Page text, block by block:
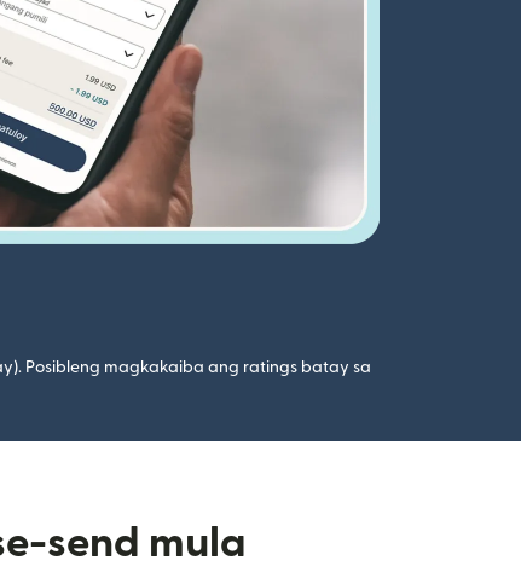
Posibleng magkakaiba ang ratings batay sa
send mula